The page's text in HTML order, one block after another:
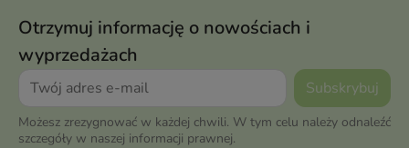
Otrzymuj informację o nowościach i
wyprzedażach
Możesz zrezygnować w każdej chwili. W tym celu należy odnaleźć
szczegóły w naszej informacji prawnej.